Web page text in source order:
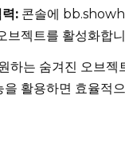
: 콘솔에
브젝트를 활성화합
하는 숨겨진 오브
활용하면 효율적